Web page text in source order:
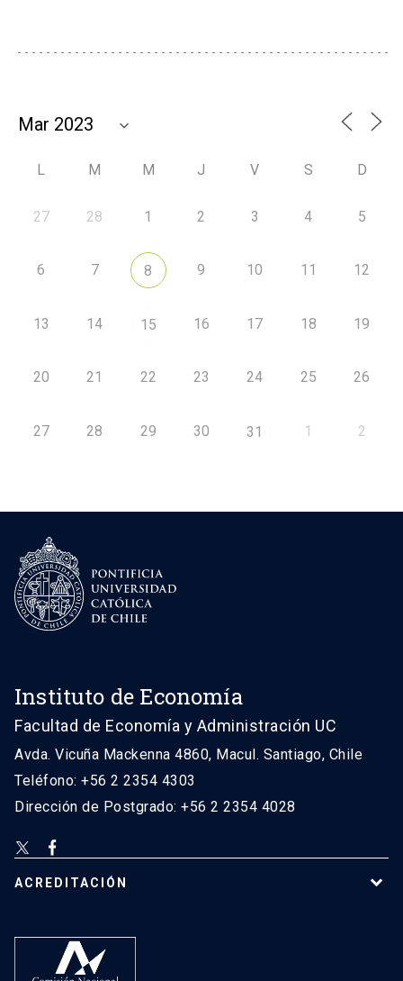
L M M J V S D
27 28 1 2 3 4 5
6 7 8 9 10 11 12
13 14 15 16 17 18 19
20 21 22 23 24 25 26
27 28 29 30 31 1 2
Instituto de Economía
Facultad de Economía y Administración UC
Avda. Vicuña Mackenna 4860, Macul. Santiago, Chile
Teléfono: +56 2 2354 4303
Dirección de Postgrado: +56 2 2354 4028
ACREDITACIÓN